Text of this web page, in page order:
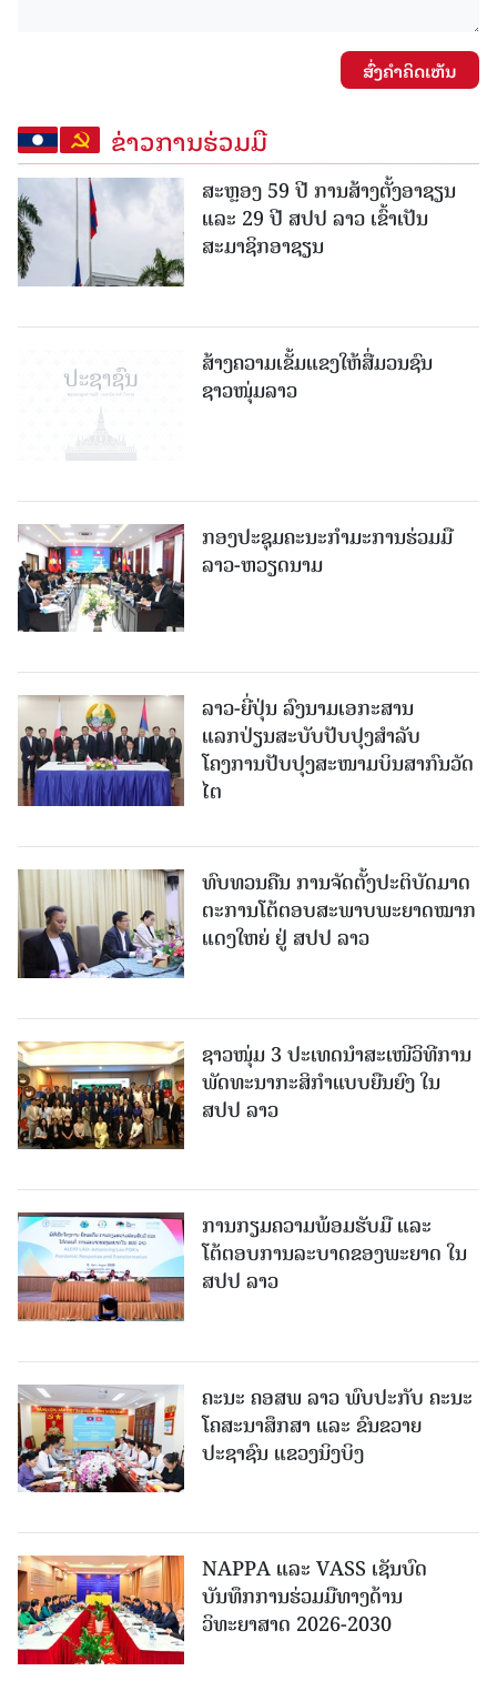
ສົ່ງຄໍາຄິດເຫັນ
ຂ່າວການຮ່ວມມື
ສະຫຼອງ 59 ປີ ການສ້າງຕັ້ງອາຊຽນ
ແລະ 29 ປີ ສປປ ລາວ ເຂົ້າເປັນ
ສະມາຊິກອາຊຽນ
ສ້າງຄວາມເຂັ້ມແຂງໃຫ້ສື່ມວນຊົນ
ຊາວໜຸ່ມລາວ
ກອງປະຊຸມຄະນະກຳມະການຮ່ວມມື
ລາວ-ຫວຽດນາມ
ລາວ-ຍີ່ປຸ່ນ ລົງນາມເອກະສານ
ແລກປ່ຽນສະບັບປັບປຸງສໍາລັບ
ໂຄງການປັບປຸງສະໜາມບິນສາກົນວັດ
ໄຕ
ທົບທວນຄືນ ການຈັດຕັ້ງປະຕິບັດມາດ
ຕະການໂຕ້ຕອບສະພາບພະຍາດໝາກ
ແດງໃຫຍ່ ຢູ່ ສປປ ລາວ
ຊາວໜຸ່ມ 3 ປະເທດນຳສະເໜີວິທີການ
ພັດທະນາກະສິກຳແບບຍືນຍົງ ໃນ
ສປປ ລາວ
ການກຽມຄວາມພ້ອມຮັບມື ແລະ
ໂຕ້ຕອບການລະບາດຂອງພະຍາດ ໃນ
ສປປ ລາວ
ຄະນະ ຄອສພ ລາວ ພົບປະກັບ ຄະນະ
ໂຄສະນາສຶກສາ ແລະ ຂົນຂວາຍ
ປະຊາຊົນ ແຂວງນິງບິງ
NAPPA ແລະ VASS ເຊັນບົດ
ບັນທຶກການຮ່ວມມືທາງດ້ານ
ວິທະຍາສາດ 2026-2030